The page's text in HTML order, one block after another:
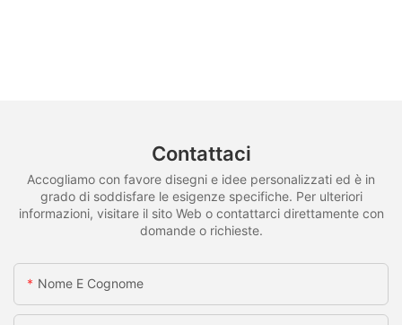
Contattaci
Accogliamo con favore disegni e idee personalizzati ed è in
grado di soddisfare le esigenze specifiche. Per ulteriori
informazioni, visitare il sito Web o contattarci direttamente con
domande o richieste.
Nome E Cognome